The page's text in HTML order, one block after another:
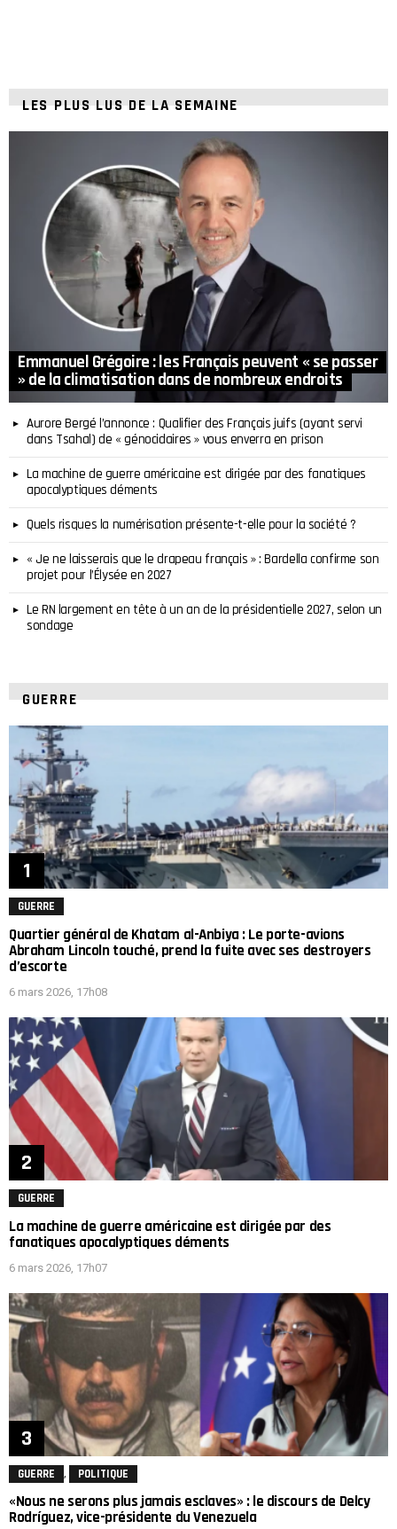
LES PLUS LUS DE LA SEMAINE
Emmanuel Grégoire : les Français peuvent « se passer
» de la climatisation dans de nombreux endroits
Aurore Bergé l’annonce : Qualifier des Français juifs (ayant servi
dans Tsahal) de « génocidaires » vous enverra en prison
La machine de guerre américaine est dirigée par des fanatiques
apocalyptiques déments
Quels risques la numérisation présente-t-elle pour la société ?
« Je ne laisserais que le drapeau français » : Bardella confirme son
projet pour l’Élysée en 2027
Le RN largement en tête à un an de la présidentielle 2027, selon un
sondage
GUERRE
GUERRE
Quartier général de Khatam al-Anbiya : Le porte-avions
Abraham Lincoln touché, prend la fuite avec ses destroyers
d’escorte
6 mars 2026, 17h08
GUERRE
La machine de guerre américaine est dirigée par des
fanatiques apocalyptiques déments
6 mars 2026, 17h07
GUERRE , POLITIQUE
«Nous ne serons plus jamais esclaves» : le discours de Delcy
Rodríguez, vice-présidente du Venezuela